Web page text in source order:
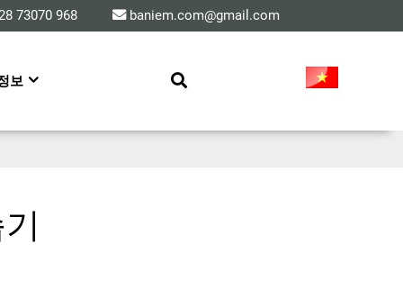
73070 968 baniem.com@gmail.com
보